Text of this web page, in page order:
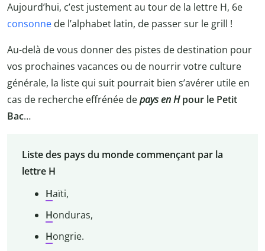
Aujourd’hui, c’est justement au tour de la lettre H, 6e
consonne de l’alphabet latin, de passer sur le grill !
Au-delà de vous donner des pistes de destination pour
vos prochaines vacances ou de nourrir votre culture
générale, la liste qui suit pourrait bien s’avérer utile en
cas de recherche effrénée depays en Hpour le Petit
Bac…
Liste des pays du monde commençant par la
lettre H
Haïti,
Honduras,
Hongrie.